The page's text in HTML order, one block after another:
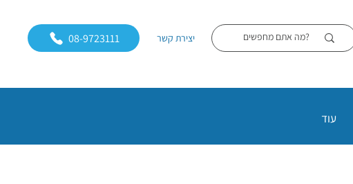
08-9723111 יצירת קשר
עוד